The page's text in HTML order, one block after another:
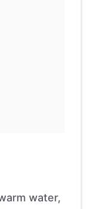
water,